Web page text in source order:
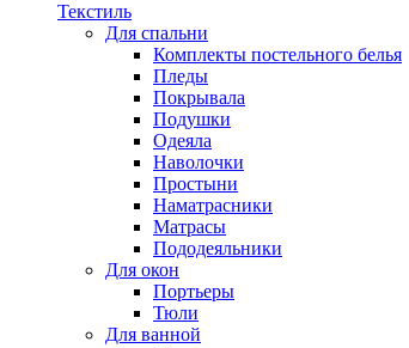
Текстиль
Для спальни
Комплекты постельного белья
Пледы
Покрывала
Подушки
Одеяла
Наволочки
Простыни
Наматрасники
Матрасы
Пододеяльники
Для окон
Портьеры
Тюли
Для ванной